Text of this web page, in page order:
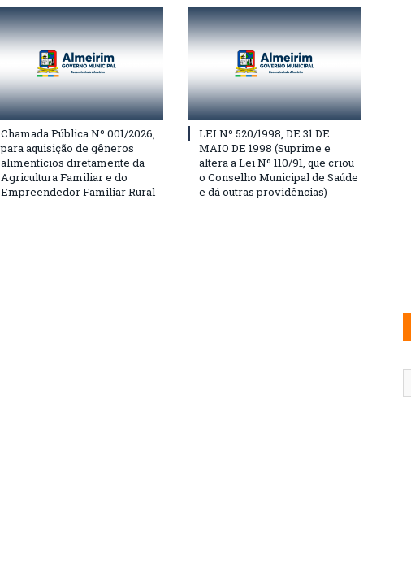
Chamada Pública Nº 001/2026,
para aquisição de gêneros
alimentícios diretamente da
Agricultura Familiar e do
Empreendedor Familiar Rural
LEI Nº 520/1998, DE 31 DE
MAIO DE 1998 (Suprime e
altera a Lei Nº 110/91, que criou
o Conselho Municipal de Saúde
e dá outras providências)